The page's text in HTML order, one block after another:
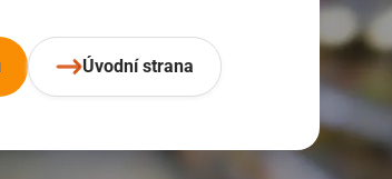
Úvodní strana